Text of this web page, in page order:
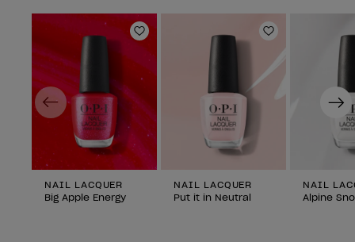
Aggiungi alla lista dei desideri
NAIL LACQUER
Big Apple Energy
Aggiungi
NAIL LACQUER
Put it in Neutral
NAIL
Alpine
Previous Next